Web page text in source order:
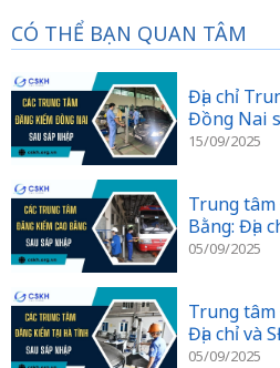
CÓ THỂ BẠN QUAN TÂM
Địa chỉ
Đồng Nai
15/09/2025
Trung
Bằng: Địa
05/09/2025
Trung
Địa chỉ và
05/09/2025